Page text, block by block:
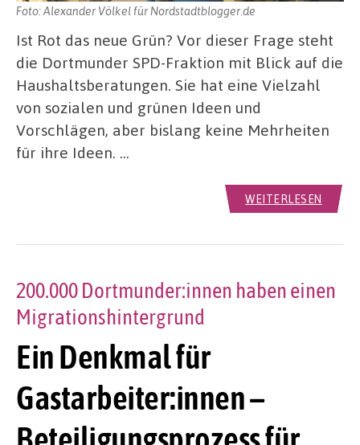
Foto: Alexander Völkel für Nordstadtblogger.de
Ist Rot das neue Grün? Vor dieser Frage steht
die Dortmunder SPD-Fraktion mit Blick auf die
Haushaltsberatungen. Sie hat eine Vielzahl
von sozialen und grünen Ideen und
Vorschlägen, aber bislang keine Mehrheiten
für ihre Ideen. …
WEITERLESEN
Ein Denkmal für
Gastarbeiter:innen –
200.000 Dortmunder:innen haben einen
Migrationshintergrund